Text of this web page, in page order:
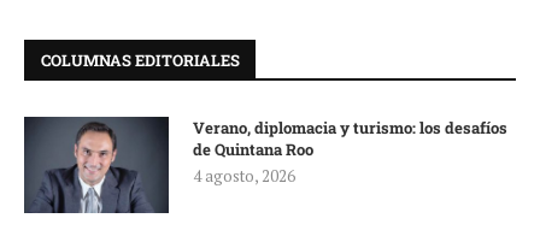
COLUMNAS EDITORIALES
Verano, diplomacia y turismo: los desafíos
de Quintana Roo
4 agosto, 2026